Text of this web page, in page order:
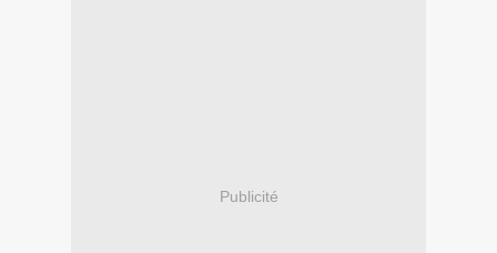
Publicité